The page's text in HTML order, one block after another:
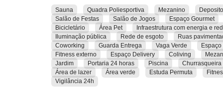
Sauna Quadra Poliesportiva Mezanino Deposito
Salão de Festas
Salão de Jogos Espaço Gourmet
Bicicletário
Área Pet Infraestrutura com energia e
Iluminação pública
Rede de esgoto Ruas
Coworking
Guarda Entrega Vaga Verde
Fitness externo
Espaço Delivery Coliving
Jardim
Portaria 24 horas Piscina Churrasqueira
Área de lazer
Área verde Estuda Permuta
Vigilância 24h